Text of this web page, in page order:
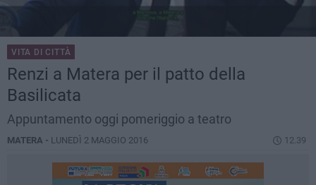
VITA DI CITTÀ
Renzi a Matera per il patto della
Basilicata
Appuntamento oggi pomeriggio a teatro
MATERA - LUNEDÌ 2 MAGGIO 2016 12.39